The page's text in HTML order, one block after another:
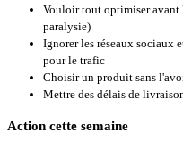
Vouloir tout optimiser avant
paralysie)
Ignorer les réseaux sociaux
pour le trafic
Choisir un produit sans
Mettre des délais de
Action cette semaine